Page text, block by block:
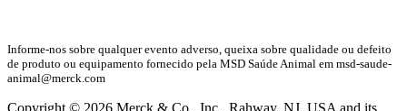
Informe-nos sobre qualquer evento adverso, queixa sobre qualidade ou defeito
de produto ou equipamento fornecido pela MSD Saúde Animal em msd-saude-
animal@merck.com
Copyright © 2026 Merck & Co., Inc., Rahway, NJ, USA and its